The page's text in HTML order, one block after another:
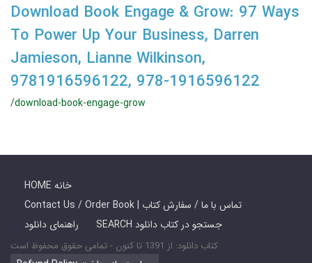
Download Book Engage & Grow: 97 Ways
To Power Up Your Business, Darren
Jamieson, Lianne Wilkinson,
9781916596122, 978-1916596122
/download-book-engage-grow
HOME خانه
Contact Us / Order Book | تماس با ما / سفارش کتاب
راهنمای دانلود
SEARCH جستجو در کتاب دانلود
کتاب دانلود: از 1391 تا کنون - تمامی حقوق محفوظ است